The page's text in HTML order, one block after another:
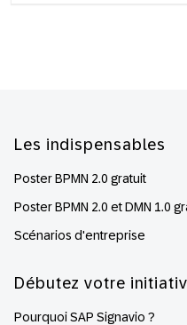
Les indispensables
Poster BPMN 2.0 gratuit
Poster BPMN 2.0 et DMN 1.0
Scénarios d'entreprise
Débutez votre
Pourquoi SAP Signavio ?